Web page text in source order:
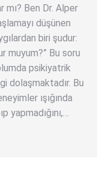
mı? Ben Dr. Alper
düşünen
biri şudur:
muyum?” Bu soru
psikiyatrik
dolaşmaktadır. Bu
ışığında
yapmadığını,…